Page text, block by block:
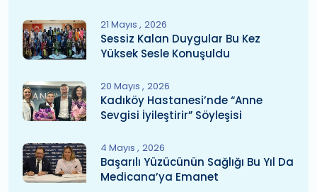
21 Mayıs 2026
Sessiz Kalan Duygular Bu Kez
Yüksek Sesle Konuşuldu
20 Mayıs 2026
Kadıköy Hastanesi’nde “Anne
Sevgisi İyileştirir” Söyleşisi
4 Mayıs 2026
Başarılı Yüzücünün Sağlığı Bu Yıl Da
Medicana’ya Emanet